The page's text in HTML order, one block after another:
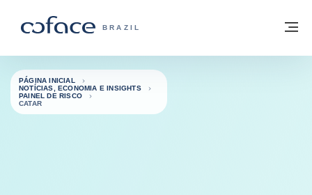
COFACE FOR TRADE - SITE DO GRUPO
BRAZIL
Voltar à página inicial
PÁGINA INICIAL
NOTÍCIAS, ECONOMIA E INSIGHTS
PAINEL DE RISCO
CATAR